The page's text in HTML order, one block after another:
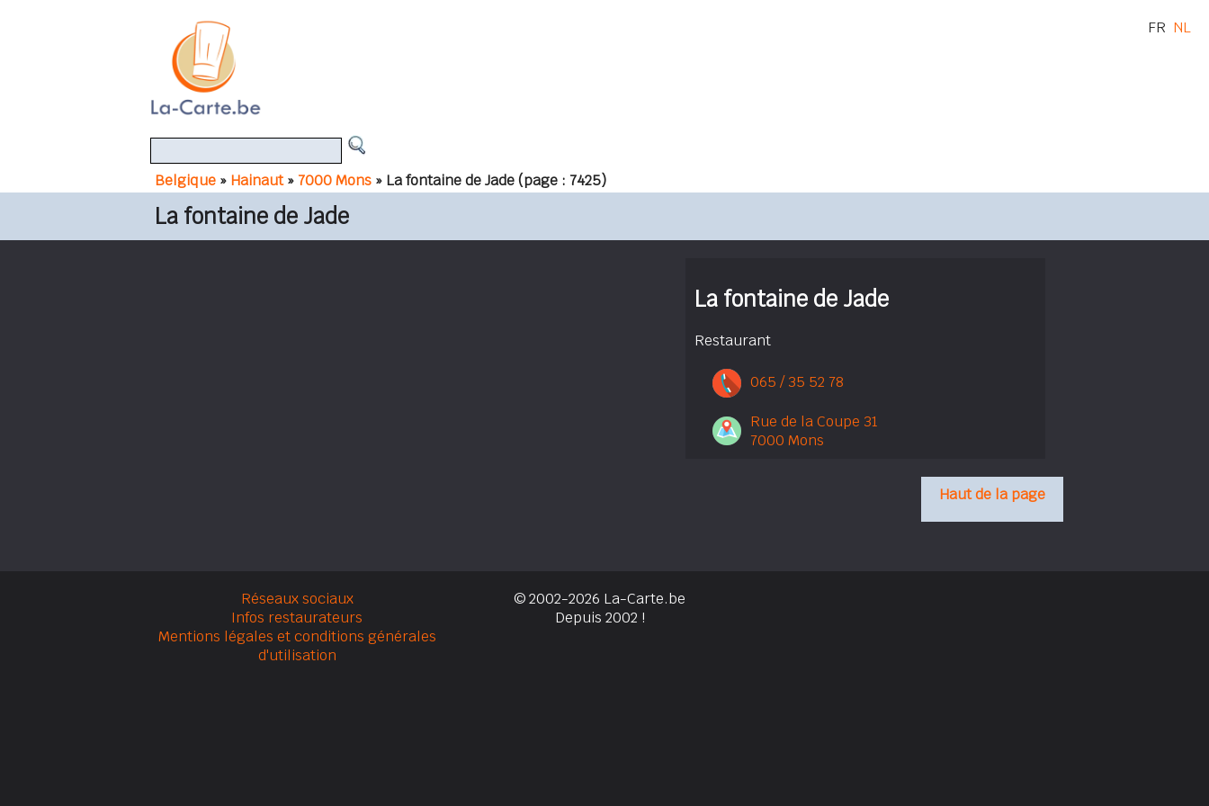
Belgique » Hainaut» 7000 Mons » La fontaine de Jade(page : 7425)
FR NL
La fontaine de Jade
La fontaine de Jade
Restaurant
065 / 35 52 78
Rue de la Coupe 31
7000 Mons
Haut de la page
Réseaux sociaux
Infos restaurateurs
Mentions légales et conditions générales
d'utilisation
© 2002-2026 La-Carte.be
Depuis 2002 !